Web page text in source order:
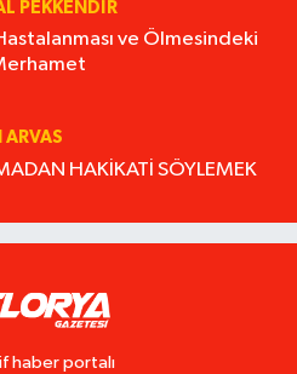
PEKKENDIR
ve Ölmesindeki
ARVAS
HAKİKATİ SÖYLEMEK
haber portalı